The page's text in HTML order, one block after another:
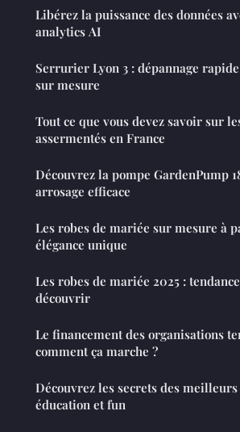
Libérez la puissance des données
analytics AI
Serrurier Lyon 3 : dépannage
sur mesure
Tout ce que vous devez savoir sur
assermentés en France
Découvrez la pompe GardenPump
arrosage efficace
Les robes de mariée sur mesure à
élégance unique
Les robes de mariée 2025 :
découvrir
Le financement des organisations
comment ça marche ?
Découvrez les secrets des
éducation et fun